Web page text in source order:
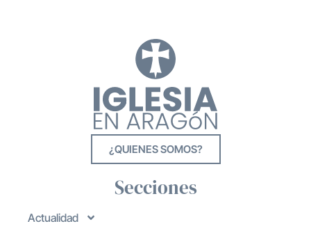
¿QUIENES SOMOS?
Secciones
Actualidad